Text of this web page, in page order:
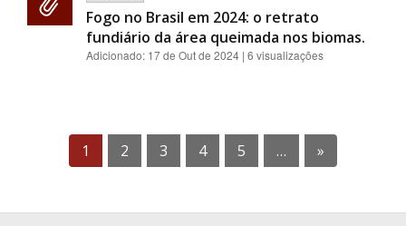
Fogo no Brasil em 2024: o retrato
fundiário da área queimada nos biomas.
Adicionado: 17 de Out de 2024 | 6 visualizações
1 2 3 4 5 … »